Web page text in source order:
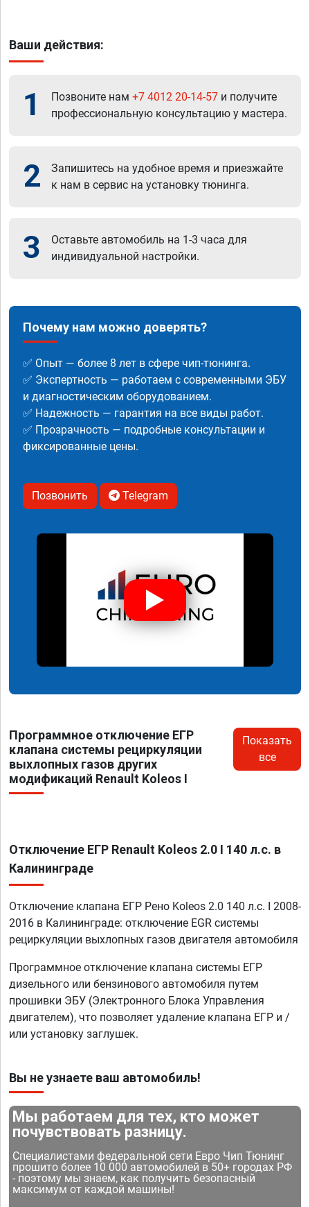
Ваши действия:
1 Позвоните нам +7 4012 20-14-57 и получите
профессиональную консультацию у мастера.
2
Запишитесь на удобное время и приезжайте
к нам в сервис на установку тюнинга.
3
Оставьте автомобиль на 1-3 часа для
индивидуальной настройки.
Почему нам можно доверять?
✅ Опыт — более 8 лет в сфере чип-тюнинга.
✅ Экспертность — работаем с современными ЭБУ
и диагностическим оборудованием.
✅ Надежность — гарантия на все виды работ.
✅ Прозрачность — подробные консультации и
фиксированные цены.
Позвонить Telegram
Программное отключение ЕГР
клапана системы рециркуляции
выхлопных газов других
модификаций Renault Koleos I
Показать
все
Отключение ЕГР Renault Koleos 2.0 I 140 л.с. в
Калининграде
Отключение клапана ЕГР Рено Koleos 2.0 140 л.с. I 2008-
2016 в Калининграде: отключение EGR системы
рециркуляции выхлопных газов двигателя автомобиля
Программное отключение клапана системы ЕГР
дизельного или бензинового автомобиля путем
прошивки ЭБУ (Электронного Блока Управления
двигателем), что позволяет удаление клапана ЕГР и /
или установку заглушек.
Вы не узнаете ваш автомобиль!
Мы работаем для тех, кто может
почувствовать разницу.
Специалистами федеральной сети Евро Чип Тюнинг
прошито более 10 000 автомобилей в 50+ городах РФ
- поэтому мы знаем, как получить безопасный
максимум от каждой машины!